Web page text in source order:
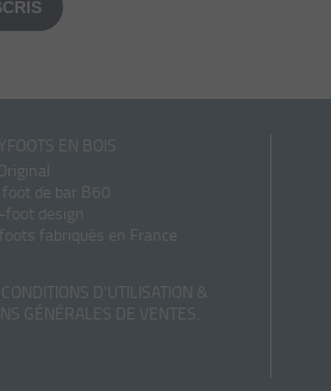
EN BOIS
foot de bar B60
foot design
fabriqués en France
D'UTILISATION &
GÉNÉRALES DE VENTES.